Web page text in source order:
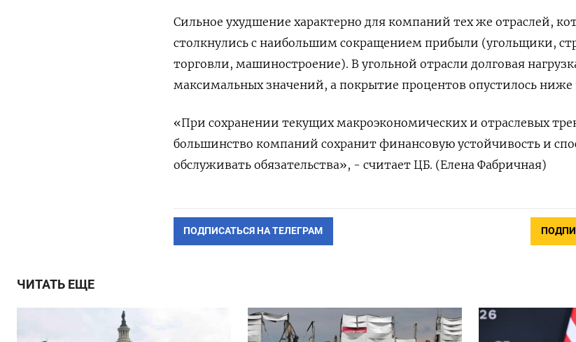
Сильное ухудшение характерно для компаний тех же отраслей,
столкнулись с наибольшим сокращением прибыли (угольщики,
торговли, машиностроение). В ​угольной отрасли долговая
максимальных значений, а покрытие процентов опустилось ниже
«При сохранении текущих макроэкономических и ‌отраслевых
большинство компаний сохранит финансовую устойчивость и
обслуживать обязательства», - считает ЦБ. (Елена Фабричная)
ПОДПИСАТЬСЯ НА ТЕЛЕГРАМ
ЧИТАТЬ ЕЩЕ